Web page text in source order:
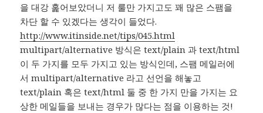
을 대강 훑어보았더니 저 룰만 가지고도 꽤 많은 스팸을
차단 할 수 있겠다는 생각이 들었다.
http://www.itinside.net/tips/045.html
multipart/alternative 방식은 text/plain 과 text/html
이 두 가지를 모두 가지고 있는 방식인데, 스팸 메일러에
서 multipart/alternative 라고 선언을 해놓고
text/plain 혹은 text/html 둘 중 한 가지 만을 가지는 요
상한 메일들을 보내는 경우가 많다는 점을 이용하는 것!